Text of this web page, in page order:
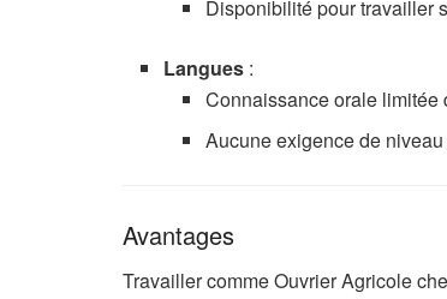
Disponibilité pour travailler
Langues :
Connaissance orale limitée
Aucune exigence de
Avantages
Travailler comme Ouvrier Agricole